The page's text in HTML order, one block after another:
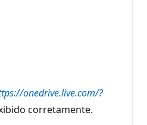
onedrive.live.com/?
corretamente.